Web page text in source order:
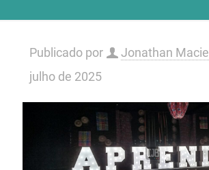
Publicado por Jonathan Maciel
julho de 2025